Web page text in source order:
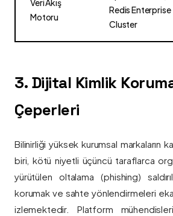
Veri Akış
Motoru
Redis Enterprise
Cluster
3. Dijital Kimlik
Çeperleri
Bilinirliği yüksek kurumsal markaların
biri, kötü niyetli üçüncü taraflarca
yürütülen oltalama (phishing)
korumak ve sahte yönlendirmeleri
izlemektedir. Platform